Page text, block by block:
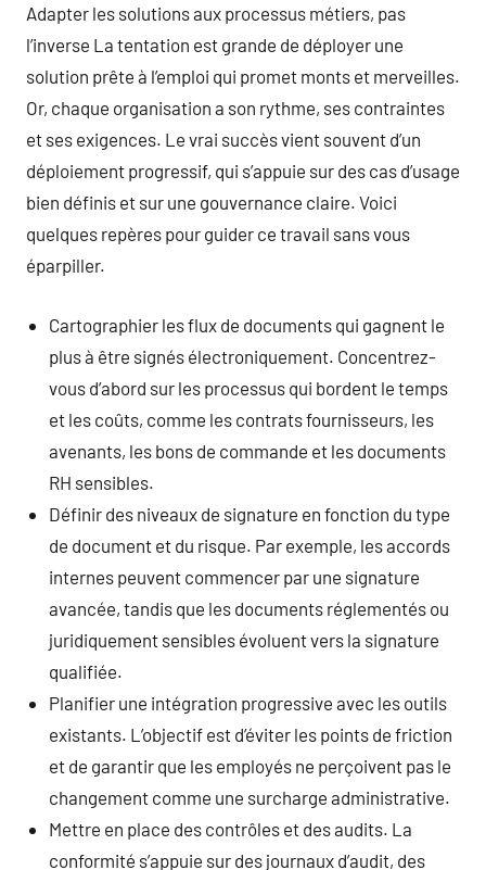
Adapter les solutions aux processus métiers, pas
l’inverse La tentation est grande de déployer une
solution prête à l’emploi qui promet monts et merveilles.
Or, chaque organisation a son rythme, ses contraintes
et ses exigences. Le vrai succès vient souvent d’un
déploiement progressif, qui s’appuie sur des cas d’usage
bien définis et sur une gouvernance claire. Voici
quelques repères pour guider ce travail sans vous
éparpiller.
Cartographier les flux de documents qui gagnent le
plus à être signés électroniquement. Concentrez-
vous d’abord sur les processus qui bordent le temps
et les coûts, comme les contrats fournisseurs, les
avenants, les bons de commande et les documents
RH sensibles.
Définir des niveaux de signature en fonction du type
de document et du risque. Par exemple, les accords
internes peuvent commencer par une signature
avancée, tandis que les documents réglementés ou
juridiquement sensibles évoluent vers la signature
qualifiée.
Planifier une intégration progressive avec les outils
existants. L’objectif est d’éviter les points de friction
et de garantir que les employés ne perçoivent pas le
changement comme une surcharge administrative.
Mettre en place des contrôles et des audits. La
conformité s’appuie sur des journaux d’audit, des